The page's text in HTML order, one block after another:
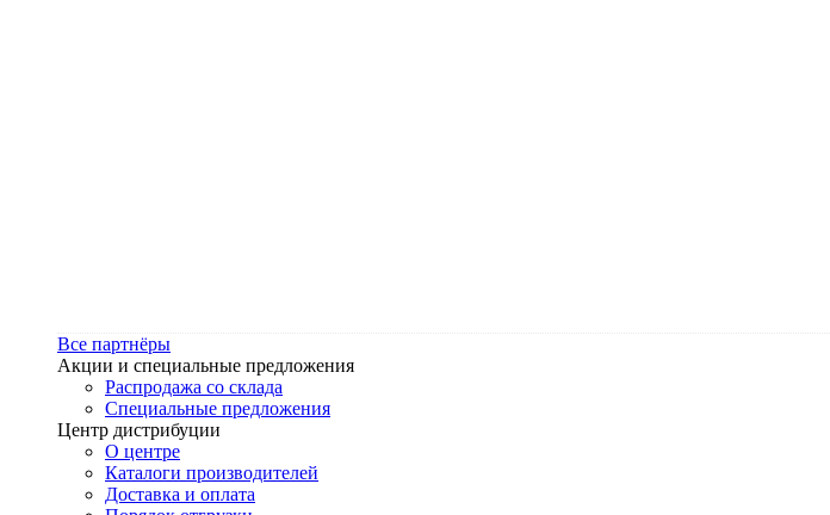
Все партнёры
Акции и специальные предложения
Распродажа со склада
Специальные предложения
Центр дистрибуции
О центре
Каталоги производителей
Доставка и оплата